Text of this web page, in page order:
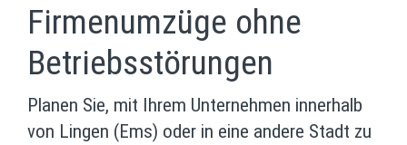
Firmenumzüge ohne
Betriebsstörungen
Planen Sie, mit Ihrem Unternehmen innerhalb
von Lingen (Ems) oder in eine andere Stadt zu